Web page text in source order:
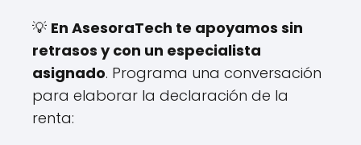
💡 En AsesoraTech te apoyamos sin
retrasos y con un especialista
asignado. Programa una conversación
para elaborar la declaración de la
renta: